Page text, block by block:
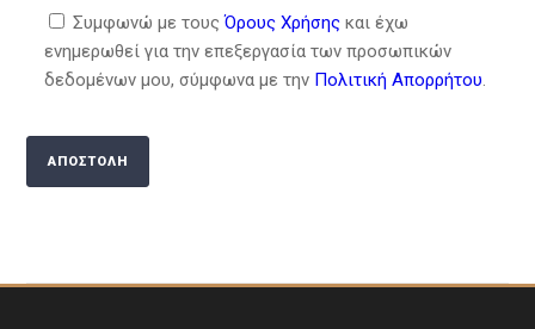
Συμφωνώ με τουςΌρους Χρήσης και έχω
ενημερωθεί για την επεξεργασία των προσωπικών
δεδομένων μου, σύμφωνα με την Πολιτική Απορρήτου